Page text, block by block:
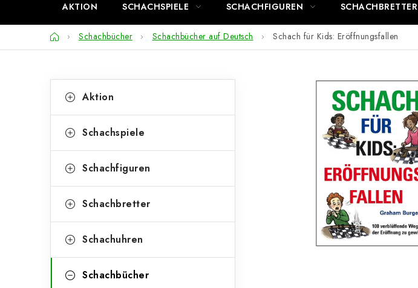
AKTION SCHACHSPIELE SCHACHFIGUREN SCHACHBRETTER
StartseiteSchachbücher Schachbücher auf Deutsch Schach für Kids: Eröffnungsfallen
e
t
e
l
e
überspringen
a
e
o
i
Aktion
Schachspiele
Schachfiguren
Schachbretter
Schachuhren
Schachbücher